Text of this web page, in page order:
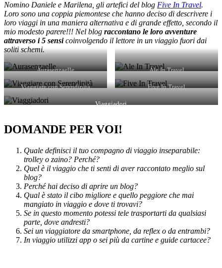
Nomino Daniele e Marilena, gli artefici del blog Five In Travel.
Loro sono una coppia piemontese che hanno deciso di descrivere i
loro viaggi in una maniera alternativa e di grande effetto, secondo il
mio modesto parere!!! Nel blog raccontano le loro avventure
attraverso i 5 sensicoinvolgendo il lettore in un viaggio fuori dai
soliti schemi.
Aurasenzaelle Ale In Travel
Viaggiare con Serendipità Five In Travel
Viaggiadori
DOMANDE PER VOI!
Quale definisci il tuo compagno di viaggio inseparabile:
trolley o zaino? Perché?
Quel è il viaggio che ti senti di aver raccontato meglio sul
blog?
Perché hai deciso di aprire un blog?
Qual è stato il cibo migliore e quello peggiore che mai
mangiato in viaggio e dove ti trovavi?
Se in questo momento potessi tele trasportarti da qualsiasi
parte, dove andresti?
Sei un viaggiatore da smartphone, da reflex o da entrambi?
In viaggio utilizzi app o sei più da cartine e guide cartacee?